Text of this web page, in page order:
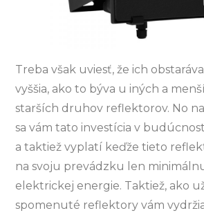
Treba však uviesť, že ich
vyššia, ako to býva u iných a
starších druhov reflektorov. No
sa vám tato investícia v
a taktiež vyplatí keďže tieto
na svoju prevádzku len
elektrickej energie. Taktiež, ako
spomenuté reflektory vám